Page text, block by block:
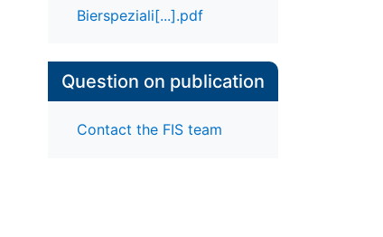
Bierspeziali[...].pdf
Question on publication
Contact the FIS team